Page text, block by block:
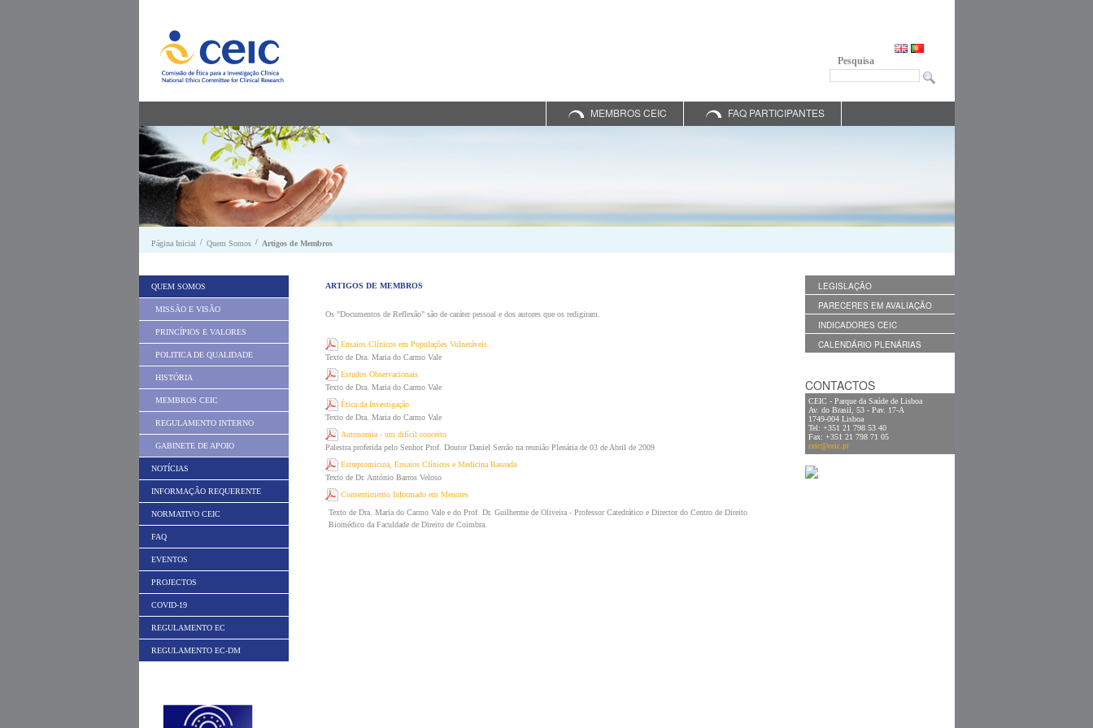
Pesquisa
MEMBROS CEIC FAQ PARTICIPANTES
Página Inicial / Quem Somos / Artigos de Membros
QUEM SOMOS
MISSÃO E VISÃO
PRINCÍPIOS E VALORES
POLITICA DE QUALIDADE
HISTÓRIA
MEMBROS CEIC
REGULAMENTO INTERNO
GABINETE DE APOIO
NOTÍCIAS
INFORMAÇÃO REQUERENTE
NORMATIVO CEIC
FAQ
EVENTOS
PROJECTOS
COVID-19
REGULAMENTO EC
REGULAMENTO EC-DM
ARTIGOS DE MEMBROS
Os "Documentos de Reflexão" são de caráter pessoal e dos autores que os redigiram.
Ensaios Clínicos em Populações Vulneráveis
Texto de Dra. Maria do Carmo Vale
Estudos Observacionais
Texto de Dra. Maria do Carmo Vale
Ética da Investigação
Texto de Dra. Maria do Carmo Vale
Autonomia - um difícil conceito
Palestra proferida pelo Senhor Prof. Doutor Daniel Serrão na reunião Plenária de 03 de Abril de 2009
Estreptomicina, Ensaios Clínicos e Medicina Baseada
Texto de Dr. António Barros Veloso
Consentimento Informado em Menores
Texto de Dra. Maria do Carmo Vale e do Prof. Dr. Guilherme de Oliveira - Professor Catedrático e Director do Centro de Direito
Biomédico da Faculdade de Direito de Coimbra.
LEGISLAÇÃO
PARECERES EM AVALIAÇÃO
INDICADORES CEIC
CALENDÁRIO PLENÁRIAS
CONTACTOS
CEIC - Parque da Saúde de Lisboa
Av. do Brasil, 53 - Pav. 17-A
1749-004 Lisboa
Tel: +351 21 798 53 40
Fax: +351 21 798 71 05
ceic@ceic.pt